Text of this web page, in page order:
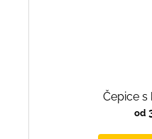
Čepice s
od